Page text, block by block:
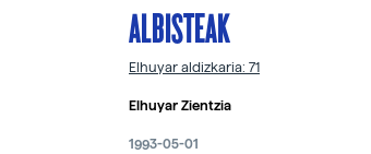
ALBISTEAK
Elhuyar aldizkaria: 71
Elhuyar Zientzia
1993-05-01